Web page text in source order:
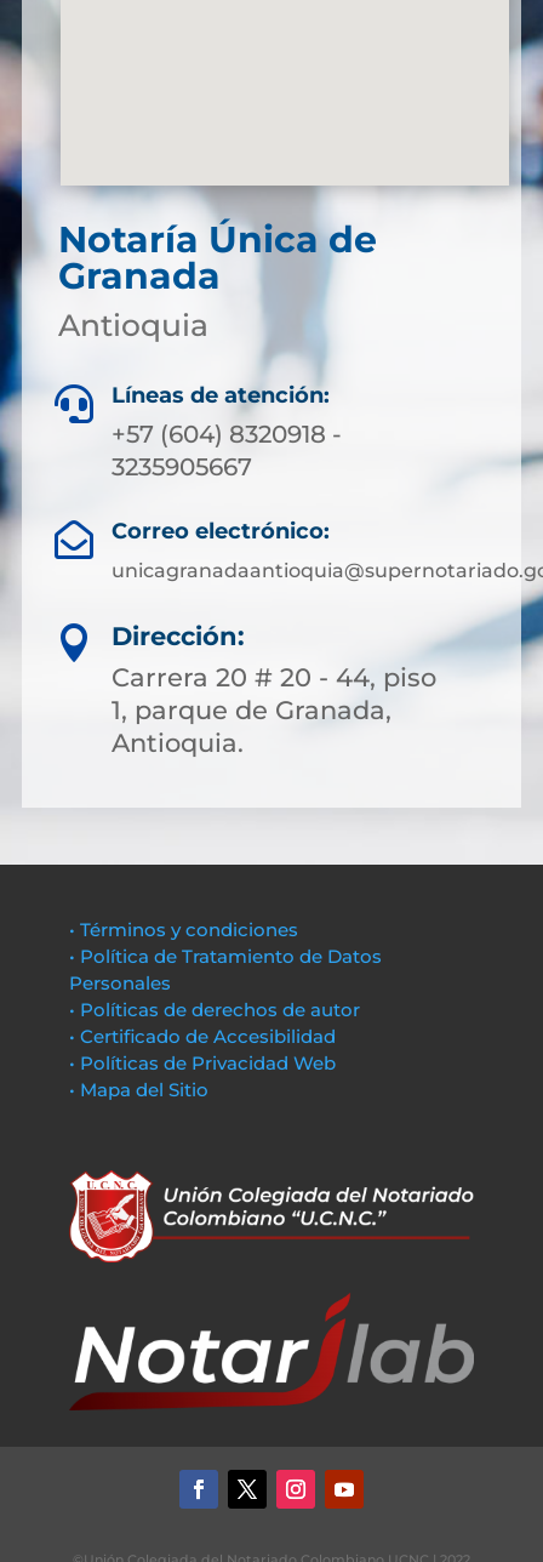
Notaría Única de
Granada
Antioquia
 Líneas de atención:
+57 (604) 8320918 -
3235905667
 Correo electrónico:

Dirección:
Carrera 20 # 20 - 44, piso
1, parque de Granada,
Antioquia.
• Términos y condiciones
• Política de Tratamiento de Datos
Personales
• Políticas de derechos de autor
• Certificado de Accesibilidad
• Políticas de Privacidad Web
• Mapa del Sitio